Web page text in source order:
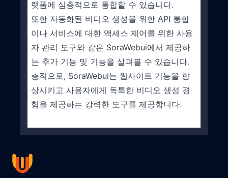
랫폼에 심층적으로 통합할 수 있습니다.
또한 자동화된 비디오 생성을 위한 API 통합
이나 서비스에 대한 액세스 제어를 위한 사용
자 관리 도구와 같은 SoraWebui에서 제공하
는 추가 기능 및 기능을 살펴볼 수 있습니다.
총적으로, SoraWebui는 웹사이트 기능을 향
상시키고 사용자에게 독특한 비디오 생성 경
험을 제공하는 강력한 도구를 제공합니다.